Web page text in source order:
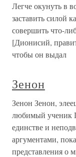
Легче окунуть в
заставить силой
совершить что-
[Дионисий,
чтобы он выдал
Зенон
Зенон Зенон,
любимый ученик
единстве и
аргументами,
представления о